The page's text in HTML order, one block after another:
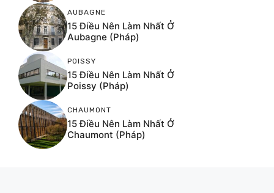
AUBAGNE
15 Điều Nên Làm Nhất Ở
Aubagne (Pháp)
POISSY
15 Điều Nên Làm Nhất Ở
Poissy (Pháp)
CHAUMONT
15 Điều Nên Làm Nhất Ở
Chaumont (Pháp)